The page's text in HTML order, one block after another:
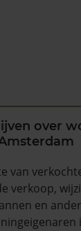
over
van
verkoop,
en